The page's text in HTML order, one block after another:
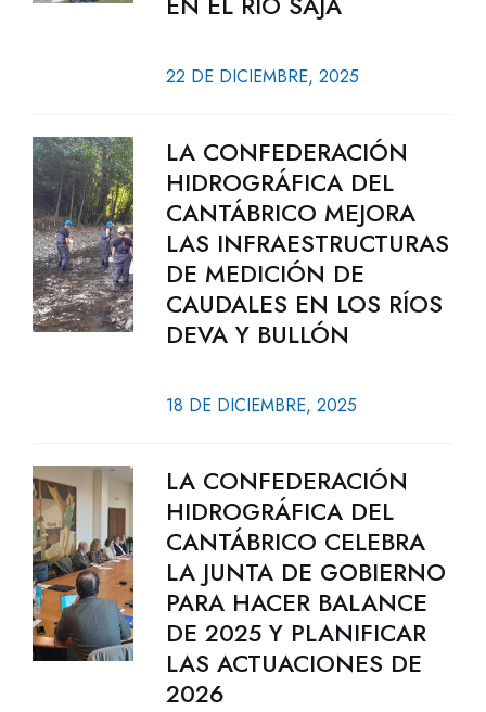
22 DE DICIEMBRE, 2025
LA CONFEDERACIÓN
HIDROGRÁFICA DEL
CANTÁBRICO MEJORA
LAS INFRAESTRUCTURAS
DE MEDICIÓN DE
CAUDALES EN LOS RÍOS
DEVA Y BULLÓN
18 DE DICIEMBRE, 2025
LA CONFEDERACIÓN
HIDROGRÁFICA DEL
CANTÁBRICO CELEBRA
LA JUNTA DE GOBIERNO
PARA HACER BALANCE
DE 2025 Y PLANIFICAR
LAS ACTUACIONES DE
2026